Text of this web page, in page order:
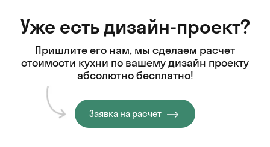
Уже есть дизайн-проект?
Пришлите его нам, мы сделаем расчет
стоимости кухни по вашему дизайн проекту
абсолютно бесплатно!
Заявка на расчет